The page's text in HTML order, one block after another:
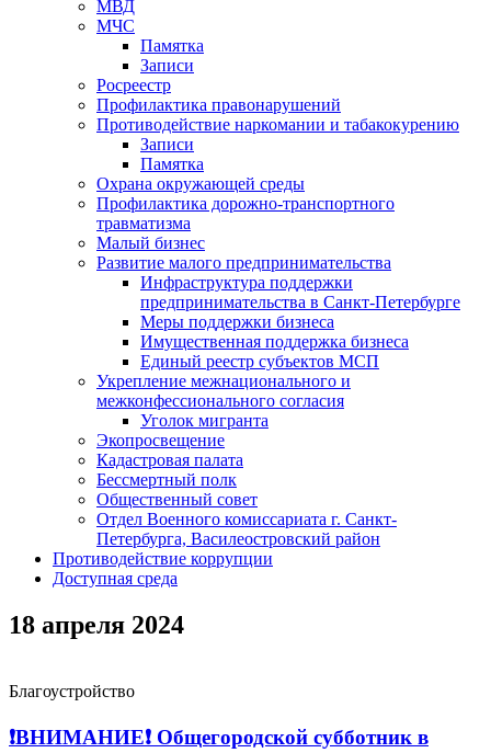
МВД
МЧС
Памятка
Записи
Росреестр
Профилактика правонарушений
Противодействие наркомании и табакокурению
Записи
Памятка
Охрана окружающей среды
Профилактика дорожно-транспортного
травматизма
Малый бизнес
Развитие малого предпринимательства
Инфраструктура поддержки
предпринимательства в Санкт-Петербурге
Меры поддержки бизнеса
Имущественная поддержка бизнеса
Единый реестр субъектов МСП
Укрепление межнационального и
межконфессионального согласия
Уголок мигранта
Экопросвещение
Кадастровая палата
Бессмертный полк
Общественный совет
Отдел Военного комиссариата г. Санкт-
Петербурга, Василеостровский район
Противодействие коррупции
Доступная среда
18 апреля 2024
Благоустройство
❗ВНИМАНИЕ❗ Общегородской субботник в